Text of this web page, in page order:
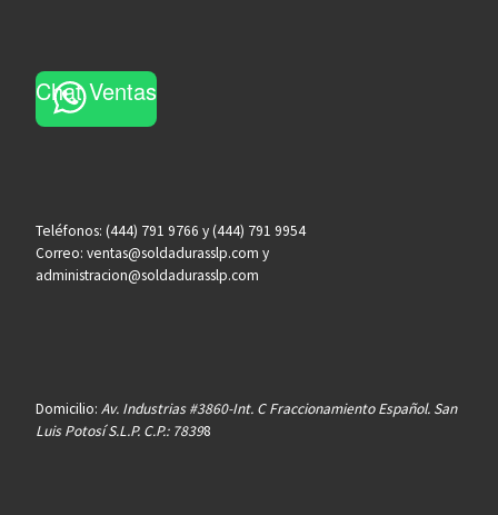
Chat Ventas
Teléfonos: (444) 791 9766 y (444) 791 9954
Correo: ventas@soldadurasslp.com y
administracion@soldadurasslp.com
Domicilio: Av. Industrias #3860-Int. C Fraccionamiento Español. San
Luis Potosí S.L.P. C.P.: 78398